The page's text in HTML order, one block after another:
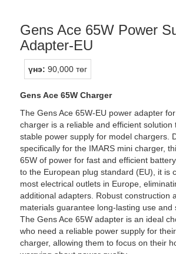
Gens Ace 65W Power
Adapter-EU
үнэ: 90,000 төг
Gens Ace 65W Charger
The Gens Ace 65W-EU power adapter
charger is a reliable and efficient solution
stable power supply for model chargers.
specifically for the IMARS mini charger,
65W of power for fast and efficient
to the European plug standard (EU), it is
most electrical outlets in Europe,
additional adapters. Robust construction
materials guarantee long-lasting use and
The Gens Ace 65W adapter is an ideal
who need a reliable power supply for
charger, allowing them to focus on their